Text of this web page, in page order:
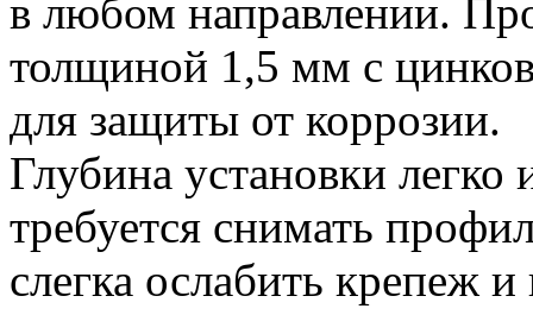
в любом направлении.
толщиной 1,5 мм с
для защиты от коррозии.
Глубина установки легко
требуется снимать
слегка ослабить крепеж